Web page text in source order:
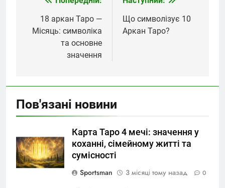
Навігація
записів
18 аркан Таро —
Місяць: символіка
та основне
значення
Що символізує 10
Аркан Таро?
Пов'язані новини
Карта Таро 4 мечі: значення у
коханні, сімейному житті та
сумісності
Sportsman
3 місяці тому назад 0